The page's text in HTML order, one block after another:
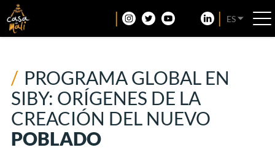
ES
PROGRAMA GLOBAL EN
SIBY: ORÍGENES DE LA
CREACIÓN DEL NUEVO
POBLADO